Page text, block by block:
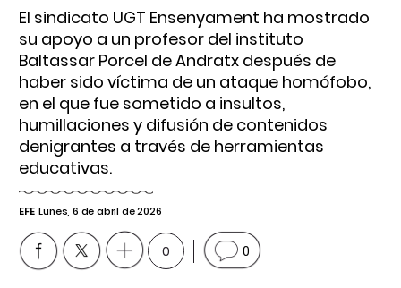
El sindicato UGT Ensenyament ha mostrado
su apoyo a un profesor del instituto
Baltassar Porcel de Andratx después de
haber sido víctima de un ataque homófobo,
en el que fue sometido a insultos,
humillaciones y difusión de contenidos
denigrantes a través de herramientas
educativas.
EFE Lunes, 6 de abril de 2026
0 0